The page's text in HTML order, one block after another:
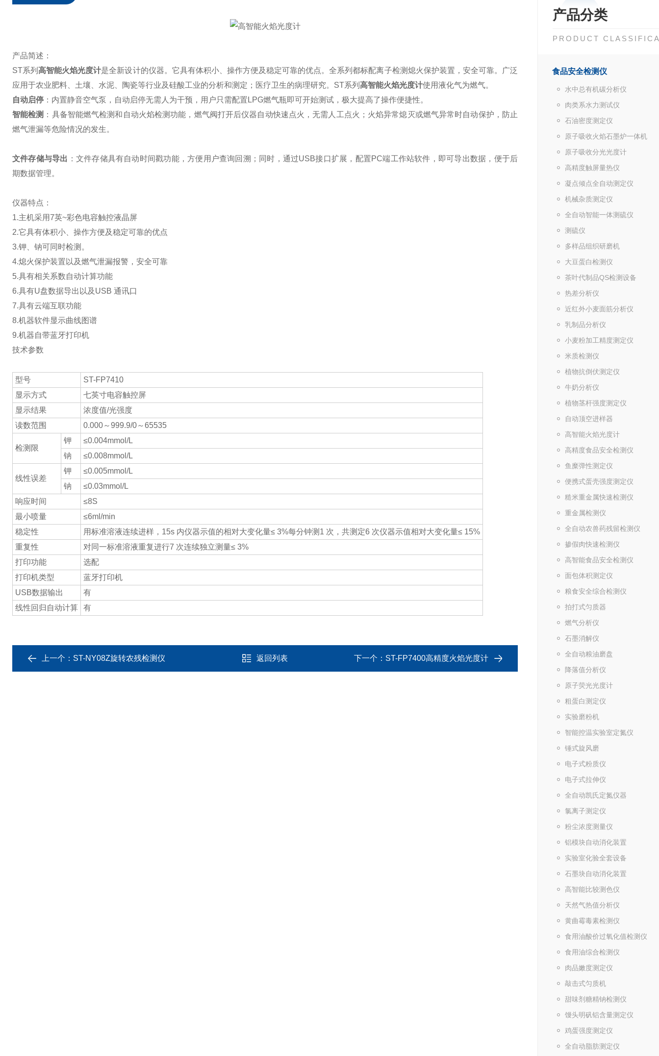
产品分类
PRODUCT
食品安全检测仪
水中总有机碳分析仪
肉类系水力测试仪
石油密度测定仪
原子吸收火焰石墨炉一体机
原子吸收分光光度计
高精度触屏量热仪
凝点倾点全自动测定仪
机械杂质测定仪
全自动智能一体测硫仪
测硫仪
多样品组织研磨机
大豆蛋白检测仪
茶叶代制品QS检测设备
热差分析仪
近红外小麦面筋分析仪
乳制品分析仪
小麦粉加工精度测定仪
米质检测仪
植物抗倒伏测定仪
牛奶分析仪
植物茎杆强度测定仪
自动顶空进样器
高智能火焰光度计
高精度食品安全检测仪
鱼糜弹性测定仪
便携式蛋壳强度测定仪
糙米重金属快速检测仪
重金属检测仪
全自动农兽药残留检测仪
掺假肉快速检测仪
高智能食品安全检测仪
面包体积测定仪
粮食安全综合检测仪
拍打式匀质器
燃气分析仪
石墨消解仪
全自动粮油磨盘
降落值分析仪
原子荧光光度计
粗蛋白测定仪
实验磨粉机
智能控温实验室定氮仪
锤式旋风磨
电子式粉质仪
电子式拉伸仪
全自动凯氏定氮仪器
氯离子测定仪
粉尘浓度测量仪
铝模块自动消化装置
实验室化验全套设备
石墨块自动消化装置
高智能比较测色仪
天然气热值分析仪
黄曲霉毒素检测仪
食用油酸价过氧化值检测仪
食用油综合检测仪
肉品嫩度测定仪
敲击式匀质机
甜味剂糖精钠检测仪
馒头明矾铝含量测定仪
鸡蛋强度测定仪
全自动脂肪测定仪
产品简述：
ST系列高智能火焰光度计是全新设计的仪器。它具有体积小、操作方便及稳定可靠的优点。全系列都标配离子检测熄火保护装置，安全可靠。广泛
应用于农业肥料、土壤、水泥、陶瓷等行业及硅酸工业的分析和测定；医疗卫生的病理研究。ST系列 高智能火焰光度计使用液化气为燃气。
自动启停 ：内置静音空气泵，自动启停无需人为干预，用户只需配置LPG燃气瓶即可开始测试，极大提高了操作便捷性。
智能检测 ：具备智能燃气检测和自动火焰检测功能，燃气阀打开后仪器自动快速点火，无需人工点火；火焰异常熄灭或燃气异常时自动保护，防止
燃气泄漏等危险情况的发生。
文件存储与导出 ：文件存储具有自动时间戳功能，方便用户查询回溯；同时，通过USB接口扩展，配置PC端工作站软件，即可导出数据，便于后
期数据管理。
仪器特点：
1.主机采用7英~彩色电容触控液晶屏
2.它具有体积小、操作方便及稳定可靠的优点
3.钾、钠可同时检测。
4.熄火保护装置以及燃气泄漏报警，安全可靠
5.具有相关系数自动计算功能
6.具有U盘数据导出以及USB 通讯口
7.具有云端互联功能
8.机器软件显示曲线图谱
9.机器自带蓝牙打印机
技术参数
型号
ST-FP7410
显示方式
七英寸电容触控屏
显示结果
浓度值/光强度
读数范围
0.000～999.9/0～65535
检测限
钾
≤0.004mmol/L
钠
≤0.008mmol/L
线性误差
钾
≤0.005mmol/L
钠
≤0.03mmol/L
响应时间
≤8S
最小喷量
≤6ml/min
稳定性
用标准溶液连续进样，15s 内仪器示值的相对大变化量≤ 3%每分钟测1 次，共测定6 次仪器示值相对大变化量≤ 15%
重复性
对同一标准溶液重复进行7 次连续独立测量≤ 3%
打印功能
选配
打印机类型
蓝牙打印机
USB数据输出
有
线性回归自动计算
有
上一个： ST-NY08Z旋转农残检测仪 返回列表 下一个： ST-FP7400高精度火焰光度计